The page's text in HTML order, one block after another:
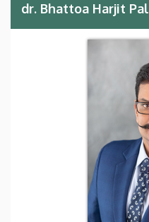
dr. Bhattoa Harjit Pal